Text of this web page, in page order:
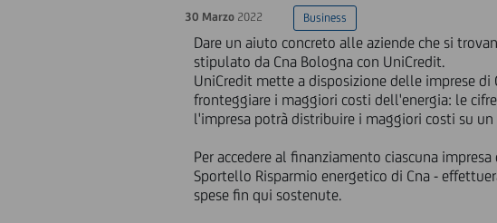
30 Marzo 2022 Business
Dare un aiuto concreto alle aziende che si
stipulato da Cna Bologna con UniCredit.
UniCredit mette a disposizione delle imprese
fronteggiare i maggiori costi dell'energia: le
l'impresa potrà distribuire i maggiori costi su
Per accedere al finanziamento ciascuna
Sportello Risparmio energetico di Cna -
spese fin qui sostenute.